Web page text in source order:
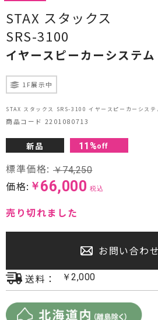
ヘッドフォン・イヤホン
オーディオその他
AVアンプ
ＴＶ・レコーダー・プレーヤー
プロジェクター・スクリーン
サウンドバー・アンプ内蔵型スピーカー
センタースピーカー・サブウーファー
STAX スタックス
SRS-3100
イヤースピーカーシステム
1F展示中
STAX スタックス SRS-3100 イヤースピーカーシステ
商品コード 2201080713
新品 11%off
標準価格: ￥74,250
価格: ￥ 66,000 税込
売り切れました
お問い合わ
送料：
￥2,000